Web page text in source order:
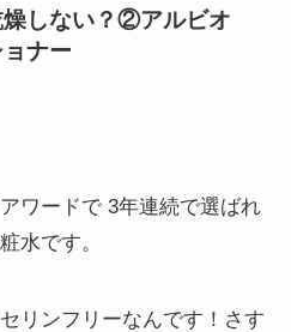
しない？②アルビオ
ナー
ワードで 3年連続で選ばれ
水です。
リンフリーなんです！さす